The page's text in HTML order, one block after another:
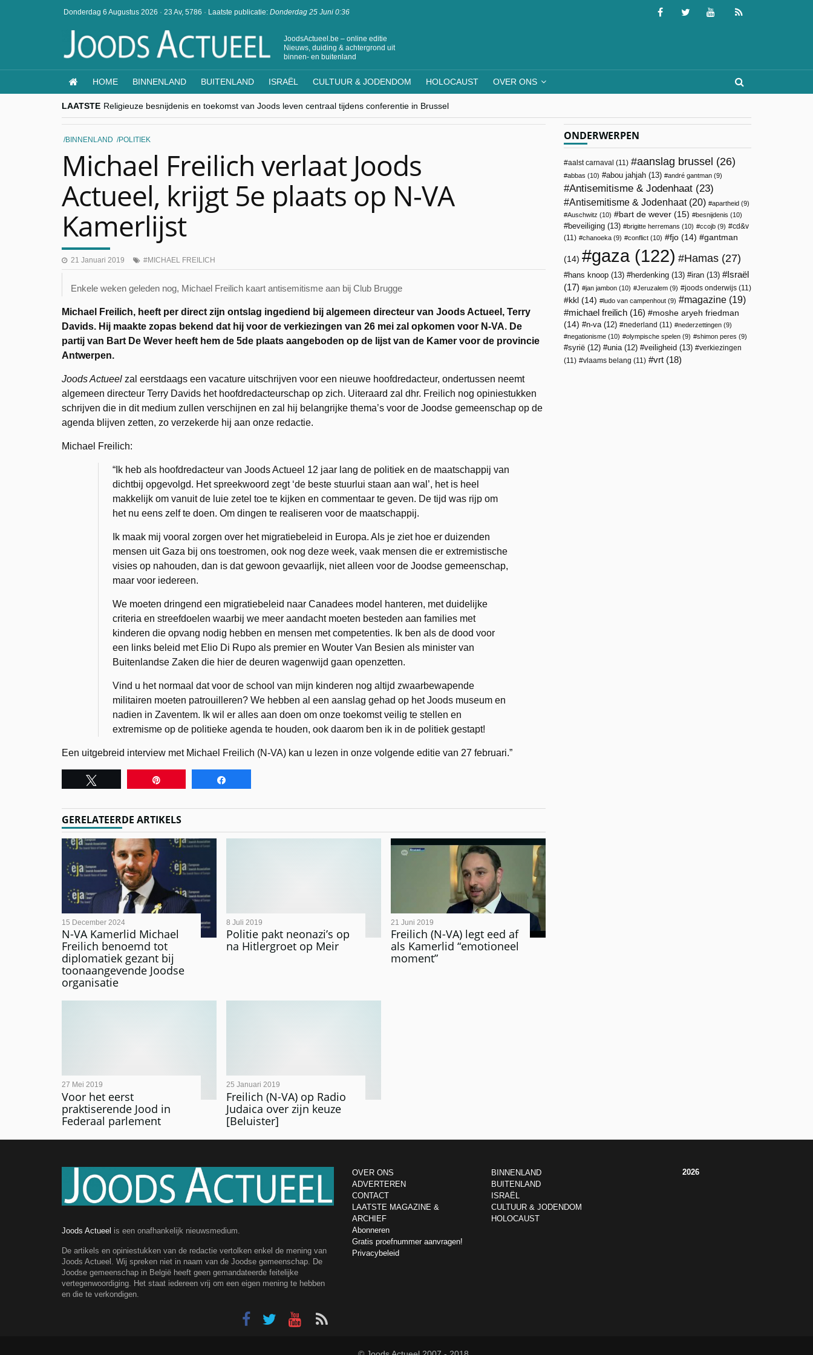
Donderdag 6 Augustus 2026 · 23 Av, 5786 · Laatste publicatie: Donderdag 25 Juni 0:36
JoodsActueel.be – online editie
Nieuws, duiding & achtergrond uit
binnen- en buitenland
HOME BINNENLAND BUITENLAND ISRAËL CULTUUR & JODENDOM HOLOCAUST OVER ONS
LAATSTE Religieuze besnijdenis en toekomst van Joods leven centraal tijdens conferentie in Brussel
“Besnijdenisdebat toont hoe moeilijk seculiere Westen minderheden begrijpt”, Jinnih Beels (Vooruit)
CITYTRIP | ROEMENIË – Boekarest: de verrassing van Oost-Europa
“Vandaag zit elke Jood in België op de beklaagdenbank”
BINNENLAND POLITIEK
Michael Freilich verlaat Joods
Actueel, krijgt 5e plaats op N-VA
Kamerlijst
21 Januari 2019 MICHAEL FREILICH
Enkele weken geleden nog, Michael Freilich kaart antisemitisme aan bij Club Brugge
Michael Freilich, heeft per direct zijn ontslag ingediend bij algemeen directeur van Joods Actueel, Terry
Davids. Hij maakte zopas bekend dat hij voor de verkiezingen van 26 mei zal opkomen voor N-VA. De
partij van Bart De Wever heeft hem de 5de plaats aangeboden op de lijst van de Kamer voor de provincie
Antwerpen.
Joods Actueel zal eerstdaags een vacature uitschrijven voor een nieuwe hoofdredacteur, ondertussen neemt
algemeen directeur Terry Davids het hoofdredacteurschap op zich. Uiteraard zal dhr. Freilich nog opiniestukken
schrijven die in dit medium zullen verschijnen en zal hij belangrijke thema’s voor de Joodse gemeenschap op de
agenda blijven zetten, zo verzekerde hij aan onze redactie.
Michael Freilich:
“Ik heb als hoofdredacteur van Joods Actueel 12 jaar lang de politiek en de maatschappij van
dichtbij opgevolgd. Het spreekwoord zegt ‘de beste stuurlui staan aan wal’, het is heel
makkelijk om vanuit de luie zetel toe te kijken en commentaar te geven. De tijd was rijp om
het nu eens zelf te doen. Om dingen te realiseren voor de maatschappij.
Ik maak mij vooral zorgen over het migratiebeleid in Europa. Als je ziet hoe er duizenden
mensen uit Gaza bij ons toestromen, ook nog deze week, vaak mensen die er extremistische
visies op nahouden, dan is dat gewoon gevaarlijk, niet alleen voor de Joodse gemeenschap,
maar voor iedereen.
We moeten dringend een migratiebeleid naar Canadees model hanteren, met duidelijke
criteria en streefdoelen waarbij we meer aandacht moeten besteden aan families met
kinderen die opvang nodig hebben en mensen met competenties. Ik ben als de dood voor
een links beleid met Elio Di Rupo als premier en Wouter Van Besien als minister van
Buitenlandse Zaken die hier de deuren wagenwijd gaan openzetten.
Vind u het normaal dat voor de school van mijn kinderen nog altijd zwaarbewapende
militairen moeten patrouilleren? We hebben al een aanslag gehad op het Joods museum en
nadien in Zaventem. Ik wil er alles aan doen om onze toekomst veilig te stellen en
extremisme op de politieke agenda te houden, ook daarom ben ik in de politiek gestapt!
Een uitgebreid interview met Michael Freilich (N-VA) kan u lezen in onze volgende editie van 27 februari.”
GERELATEERDE ARTIKELS
N-VA Kamerlid Michael
Freilich benoemd tot
diplomatiek gezant bij
toonaangevende Joodse
organisatie
15 December 2024
Politie pakt neonazi’s op
na Hitlergroet op Meir
8 Juli 2019
Freilich (N-VA) legt eed af
als Kamerlid “emotioneel
moment”
21 Juni 2019
Voor het eerst
praktiserende Jood in
Federaal parlement
27 Mei 2019
Freilich (N-VA) op Radio
Judaica over zijn keuze
[Beluister]
25 Januari 2019
ONDERWERPEN
aalst carnaval (11) aanslag brussel (26)
abbas (10) abou jahjah (13) andré gantman (9)
Antisemitisme & Jodenhaat (23)
Antisemitisme & Jodenhaat(20) apartheid (9)
Auschwitz (10) bart de wever (15) besnijdenis (10)
beveiliging (13) brigitte herremans (10) ccojb (9)
cd&v
(11)
chanoeka (9) conflict (10) fjo (14) gantman
(14) gaza(122) Hamas (27)
hans knoop (13) herdenking (13) iran (13)
Israël
(17)
jan jambon (10) Jeruzalem (9) joods onderwijs (11)
kkl (14) ludo van campenhout (9) magazine (19)
michael freilich (16)
moshe aryeh friedman
(14)
n-va(12) nederland (11) nederzettingen (9)
negationisme (10) olympische spelen (9) shimon peres (9)
syrië (12) unia(12) veiligheid (13)
verkiezingen
(11)
vlaams belang (11) vrt (18)
Joods Actueel is een onafhankelijk nieuwsmedium.
De artikels en opiniestukken van de redactie vertolken enkel de mening van
Joods Actueel. Wij spreken niet in naam van de Joodse gemeenschap. De
Joodse gemeenschap in België heeft geen gemandateerde feitelijke
vertegenwoordiging. Het staat iedereen vrij om een eigen mening te hebben
en die te verkondigen.
OVER ONS
ADVERTEREN
CONTACT
LAATSTE MAGAZINE &
ARCHIEF
Abonneren
Gratis proefnummer aanvragen!
Privacybeleid
BINNENLAND
BUITENLAND
ISRAËL
CULTUUR & JODENDOM
HOLOCAUST
2026